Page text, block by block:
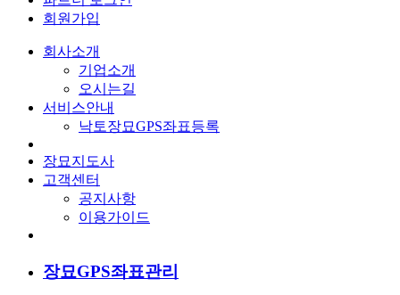
회원가입
회사소개
기업소개
오시는길
서비스안내
낙토장묘GPS좌표등록
장묘지도사
고객센터
공지사항
이용가이드
장묘GPS좌표관리